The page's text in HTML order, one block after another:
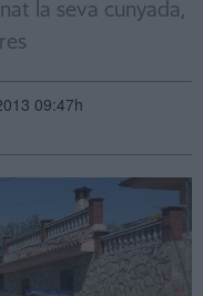
la seva cunyada,
09:47h